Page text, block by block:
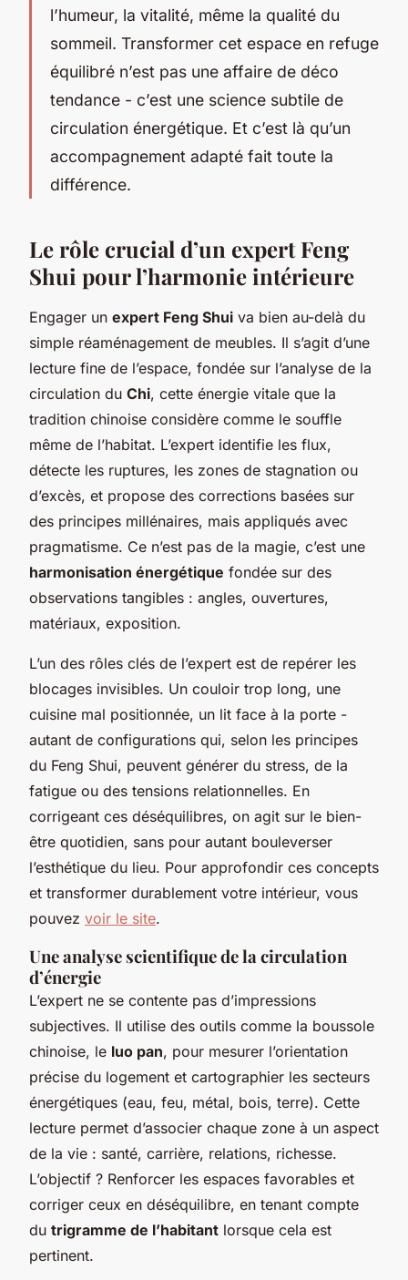
l’humeur, la vitalité, même la qualité du
sommeil. Transformer cet espace en refuge
équilibré n’est pas une affaire de déco
tendance - c’est une science subtile de
circulation énergétique. Et c’est là qu’un
accompagnement adapté fait toute la
différence.
Le rôle crucial d’un expert Feng
Shui pour l’harmonie intérieure
Engager un expert Feng Shui va bien au-delà du
simple réaménagement de meubles. Il s’agit d’une
lecture fine de l’espace, fondée sur l’analyse de la
circulation du Chi, cette énergie vitale que la
tradition chinoise considère comme le souffle
même de l’habitat. L’expert identifie les flux,
détecte les ruptures, les zones de stagnation ou
d’excès, et propose des corrections basées sur
des principes millénaires, mais appliqués avec
pragmatisme. Ce n’est pas de la magie, c’est une
harmonisation énergétique fondée sur des
observations tangibles : angles, ouvertures,
matériaux, exposition.
L’un des rôles clés de l’expert est de repérer les
blocages invisibles. Un couloir trop long, une
cuisine mal positionnée, un lit face à la porte -
autant de configurations qui, selon les principes
du Feng Shui, peuvent générer du stress, de la
fatigue ou des tensions relationnelles. En
corrigeant ces déséquilibres, on agit sur le bien-
être quotidien, sans pour autant bouleverser
l’esthétique du lieu. Pour approfondir ces concepts
et transformer durablement votre intérieur, vous
pouvez voir le site.
Une analyse scientifique de la circulation
d’énergie
L’expert ne se contente pas d’impressions
subjectives. Il utilise des outils comme la boussole
chinoise, le luo pan, pour mesurer l’orientation
précise du logement et cartographier les secteurs
énergétiques (eau, feu, métal, bois, terre). Cette
lecture permet d’associer chaque zone à un aspect
de la vie : santé, carrière, relations, richesse.
L’objectif ? Renforcer les espaces favorables et
corriger ceux en déséquilibre, en tenant compte
du trigramme de l’habitant lorsque cela est
pertinent.